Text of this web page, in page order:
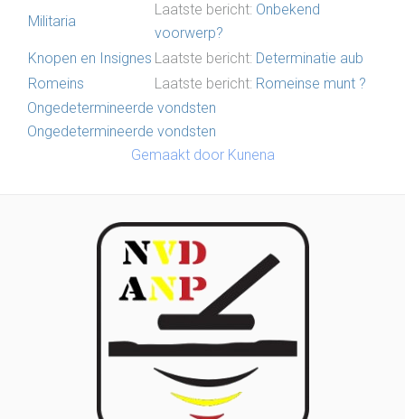
Militaria
Laatste bericht: Onbekend
voorwerp?
Knopen en Insignes Laatste bericht: Determinatie aub
Romeins
Laatste bericht: Romeinse munt ?
Ongedetermineerde vondsten
Ongedetermineerde vondsten
Gemaakt door Kunena